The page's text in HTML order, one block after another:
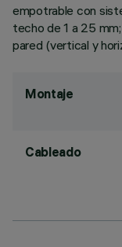
empotrable con
techo de 1 a 25
pared (vertical y
Montaje
Cableado